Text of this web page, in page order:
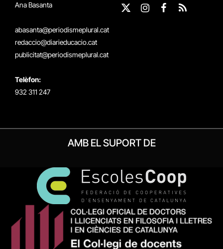
Ana Basanta
abasanta@periodismeplural.cat
redaccio@diarieducacio.cat
publicitat@periodismeplural.cat
Telèfon:
932 311 247
X
Instagram
Facebook
RSS
AMB EL SUPORT DE